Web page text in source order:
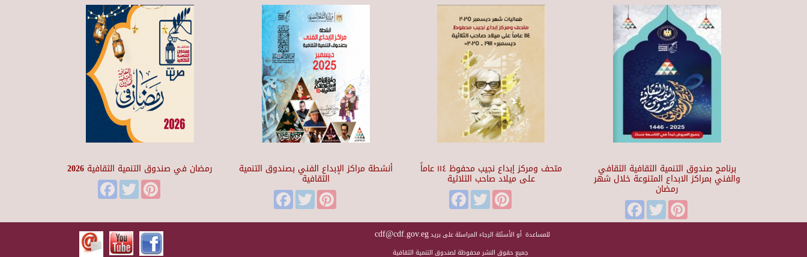
رمضان في صندوق التنمية الثقافية 2026
FacebookTwitter
أنشطة مراكز الإبداع الفني بصندوق التنمية
الثقافية
FacebookTwitterPinterest
متحف ومركز إبداع نجيب محفوظ ١١٤ عاماً
على ميلاد صاحب الثلاثية
FacebookTwitter
برنامج صندوق التنمية الثقافية الثقافي
والفني بمراكز الابداع المتنوعة خلال شهر
رمضان
FacebookTwitterPinterest
للمساعدة أو الأسئلة الرجاء المراسلة على بريدcdf@cdf.gov.eg
جميع حقوق النشر محفوظة لصندوق التنمية الثقافية